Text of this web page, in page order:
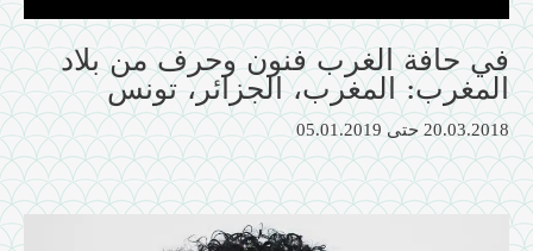
في حافة الغرب فنون وحرف من بلاد
المغرب: المغرب، الجزائر، تونس
20.03.2018حتى05.01.2019